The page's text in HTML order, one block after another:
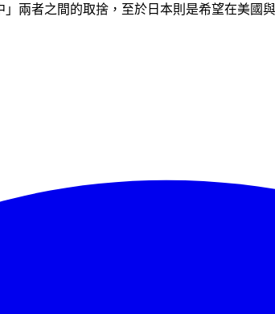
兩者之間的取捨，至於日本則是希望在美